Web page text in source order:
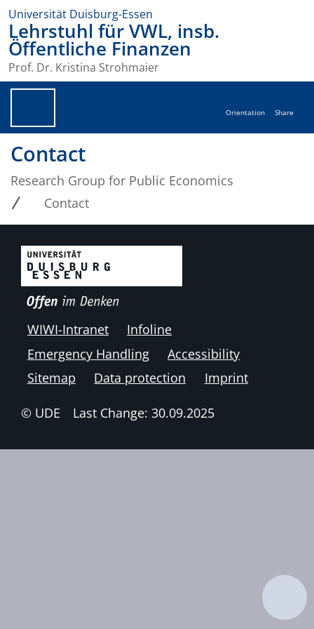
Universität Duisburg-Essen
Lehrstuhl für VWL, insb.
Öffentliche Finanzen
Prof. Dr. Kristina Strohmaier
Orientation Share
Contact
Research Group for Public Economics
Contact
WIWI-Intranet
Infoline
Emergency Handling
Accessibility
Sitemap
Data protection Imprint
© UDE Last Change: 30.09.2025